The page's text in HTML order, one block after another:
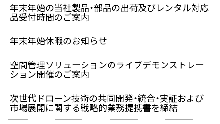
年末年始の当社製品・部品の出荷及びレンタル対応
品受付時間のご案内
年末年始休暇のお知らせ
空間管理ソリューションのライブデモンストレー
ション開催のご案内
次世代ドローン技術の共同開発・統合・実証および
市場展開に関する戦略的業務提携書を締結